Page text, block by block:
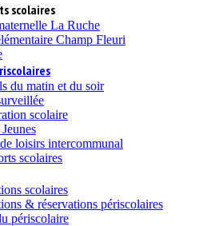
scolaires
La Ruche
Champ Fleuri
du matin et du soir
scolaire
loisirs intercommunal
scolaires
scolaires
& réservations périscolaires
périscolaire